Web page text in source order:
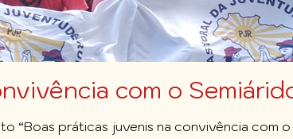
com o
“Boas práticas juvenis na convivência com